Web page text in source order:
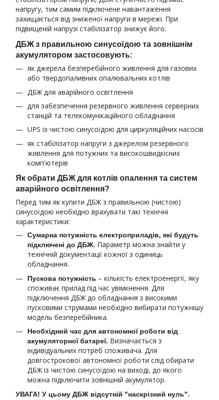
напругу, тим самим підключене навантаження
захищається від зниженої напруги в мережі. При
підвищеній напрузі стабілізатор знижує його.
ДБЖ з правильною синусоїдою та зовнішнім
акумулятором застосовують:
як джерела безперебійного живлення для газових
або твердопаливних опалювальних котлів
ДБЖ для аварійного освітлення
для забезпечення резервного живлення серверних
станцій та телекомунікаційного обладнання
UPS із чистою синусоїдою для циркуляційних насосів
як стабілізатор напруги з джерелом резервного
живлення для потужних та високошвидкісних
комп'ютерів
Як обрати ДБЖ для котлів опалення та систем
аварійного освітлення?
Перед тим як купити ДБЖ з правильною (чистою)
синусоїдою необхідно врахувати такі технічні
характеристики:
Сумарна потужність електроприладів, які будуть
підключені до ДБЖ. Параметр можна знайти у
технічній документації кожної з одиниць
обладнання.
Пускова потужність – кількість електроенергії, яку
споживає прилад під час увімкнення. Для
підключення ДБЖ до обладнання з високими
пусковими струмами необхідно вибирати потужнішу
модель безперебійника.
Необхідний час для автономної роботи від
акумуляторної батареї. Визначається з
індивідуальних потреб споживача. Для
довгострокової автономної роботи слід обирати
ДБЖ із чистою синусоїдою на виході, до якого
можна підключити зовнішній акумулятор.
УВАГА! У цьому ДБЖ відсутній "наскрізний нуль".